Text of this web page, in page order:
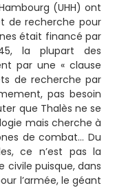
(UHH) ont
de recherche pour
était financé par
la plupart des
par une « clause
de recherche par
pas besoin
que Thalès ne se
mais cherche à
de combat… Du
ce n’est pas la
puisque, dans
l’armée, le géant